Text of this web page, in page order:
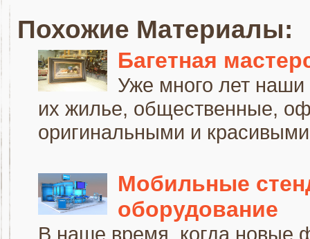
Похожие Материалы:
Багетная
Уже много лет наши
их жилье, общественные,
оригинальными и
Мобильные
оборудование
В наше время, когда новые